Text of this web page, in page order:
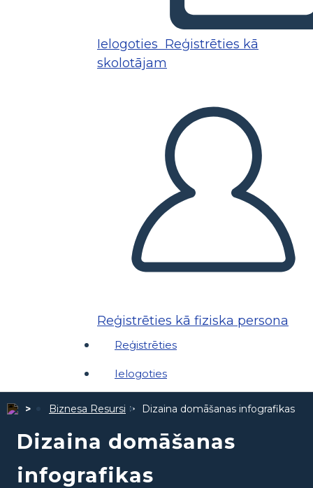
Ielogoties Reģistrēties kā
skolotājam
Reģistrēties kā fiziska persona
Reģistrēties
Ielogoties
Biznesa Resursi Dizaina domāšanas infografikas
Dizaina domāšanas
infografikas